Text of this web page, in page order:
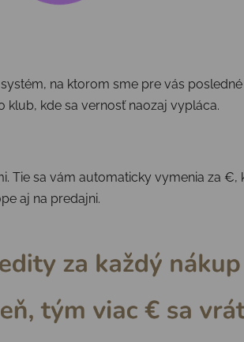
, na ktorom sme pre vás
klub, kde sa vernosť naozaj vypláca.
. Tie sa vám automaticky vymenia za €,
aj na predajni.